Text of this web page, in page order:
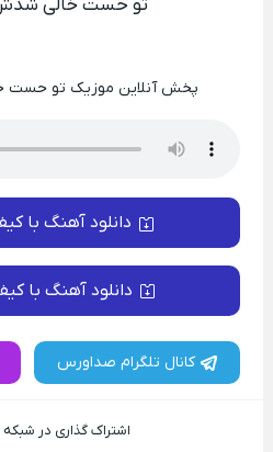
تو حست خالی شدش
پخش آنلاین موزیک تو حست
دانلود آهنگ با
دانلود آهنگ با
کانال تلگرام صداورس
اشتراک گذاری در